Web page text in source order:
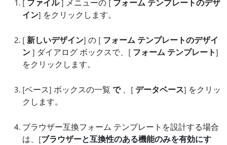
[ ファイル] メニューの [ フォーム テンプレートのデザ
イン] をクリックします。
[ 新しいデザイン] の [ フォーム テンプレートのデザイ
ン] ダイアログ ボックスで、[ フォーム テンプレート]
をクリックします。
[ベース] ボックスの一覧 で、[ データベース] をクリッ
クします。
ブラウザー互換フォーム テンプレートを設計する場合
は、[ブラウザーと互換性のある機能のみを有効にす